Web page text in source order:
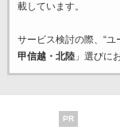
載しています。
サービス検討の際、“ユ
甲信越・北陸」選びに
PR